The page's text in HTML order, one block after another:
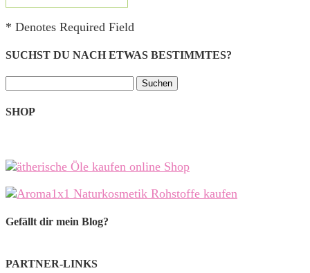
* Denotes Required Field
SUCHST DU NACH ETWAS BESTIMMTES?
nach:
SHOP
Gefällt dir mein Blog?
PARTNER-LINKS